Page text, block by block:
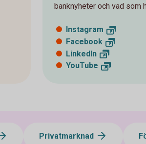
banknyheter och vad som
Instagram
Facebook
LinkedIn
YouTube
Privatmarknad